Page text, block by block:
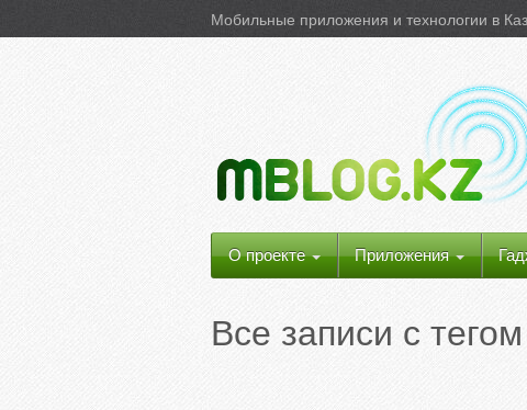
Мобильные приложения и технологии в
О проекте Приложения
Все записи с тегом